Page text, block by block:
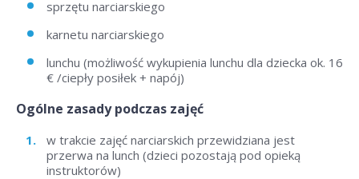
sprzętu narciarskiego
karnetu narciarskiego
lunchu (możliwość wykupienia lunchu dla dziecka ok. 16
€ /ciepły posiłek + napój)
Ogólne zasady podczas zajęć
w trakcie zajęć narciarskich przewidziana jest
przerwa na lunch (dzieci pozostają pod opieką
instruktorów)